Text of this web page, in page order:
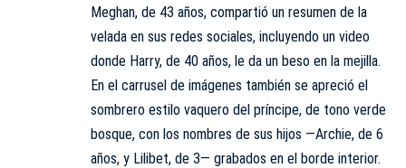
Meghan, de 43 años, compartió un resumen de la
velada en sus redes sociales, incluyendo un video
donde Harry, de 40 años, le da un beso en la mejilla.
En el carrusel de imágenes también se apreció el
sombrero estilo vaquero del príncipe, de tono verde
bosque, con los nombres de sus hijos —Archie, de 6
años, y Lilibet, de 3— grabados en el borde interior.